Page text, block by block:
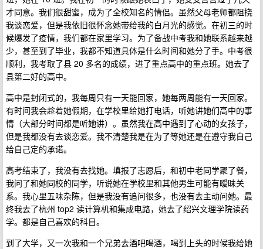
才同意。我们很甜蜜，成为了全校知名的情侣。虽然父母老师都阻挠
我谈恋爱，但是我依旧很怀念她带给我的白月光的感觉。在初三的时
候爆发了疫情，我们都在家里学习。为了备战中考我和她联系越来越
少，甚至到了毕业，我都不知道具体是什么时间和她分了手。中考很
顺利，我考取了县 20 多名的成绩，进了重点高中的重点班。她去了
县第二好的高中。
高中是封闭式的，我每周只有一天能回家，她每两周能有一天回家。
有时间我会趁着她假期，在学校里给她打电话，听她讲她们高中的事
情（大部分时间都是听她讲）。虽然我在高中遇到了心动的女孩子，
但是我都没有去谈恋爱。我不清楚我是在为了等她还是在遵守我自己
给自己定的承诺。
高考结束了，我没有去找她。填报了志愿后，和初中老同学聚了餐，
我问了和她同校的同学，听说她在学校里和其他男生可能有暧昧关
系。我心里五味杂陈，但是我没有追问很多，也没有去主动问她。最
终我去了杭州 top2 读计算机和集成电路，她去了绍兴文理学院读药
学。都是自己喜欢的科目。
到了大学，又一次我和一个兄弟去酒吧喝酒，喝到上头的时候我给她